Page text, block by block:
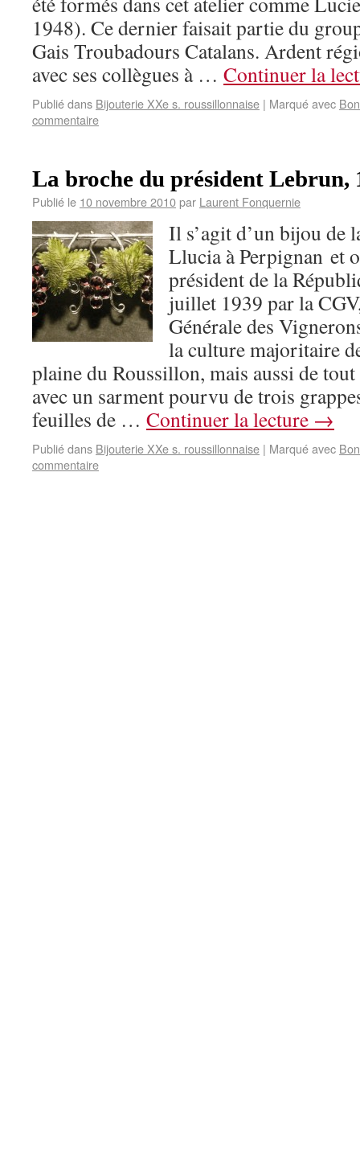
1948). Ce dernier faisait partie du
Gais Troubadours Catalans. Ardent
avec ses collègues à … Continuer la
Publié dans Bijouterie XXe s. roussillonnaise | Marqué avec
commentaire
La broche du président Lebrun,
Publié le 10 novembre 2010par Laurent Fonquernie
Il s’agit d’un bijou de
Llucia à Perpignan et
président de la
juillet 1939 par la
Générale des
la culture majoritaire
plaine du Roussillon, mais aussi de
avec un sarment pourvu de trois
feuilles de … Continuer la lecture →
Publié dans Bijouterie XXe s. roussillonnaise | Marqué avec
commentaire